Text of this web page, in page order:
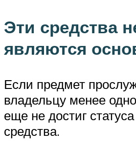
Эти средства
являются
Если предмет
владельцу менее
еще не достиг
средства.